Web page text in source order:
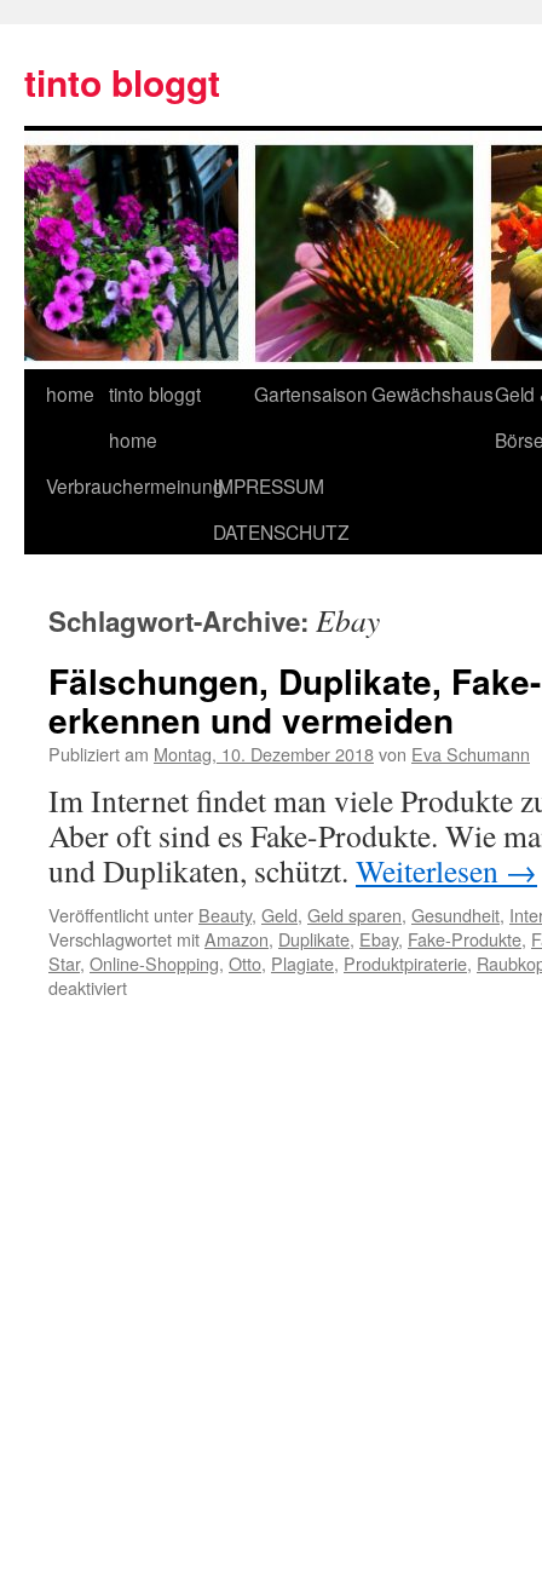
tinto bloggt
home tinto bloggt
home
GartensaisonGewächshausGeld
VerbrauchermeinungIMPRESSUM
DATENSCHUTZ
Schlagwort-Archive: Ebay
Fälschungen, Duplikate,
erkennen und vermeiden
Publiziert am Montag, 10. Dezember 2018von Eva Schumann
Im Internet findet man viele Produkte
Aber oft sind es Fake-Produkte. Wie
und Duplikaten, schützt. Weiterlesen →
Veröffentlicht unter Beauty, Geld, Geld sparen, Gesundheit,
Verschlagwortet mitAmazon, Duplikate, Ebay, Fake-Produkte,
Star, Online-Shopping, Otto, Plagiate, Produktpiraterie,
deaktiviert